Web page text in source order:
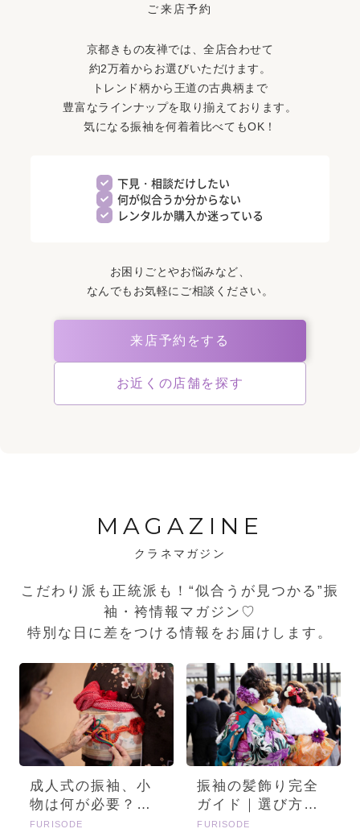
ご来店予約
京都きもの友禅では、全店合わせて
約2万着からお選びいただけます。
トレンド柄から王道の古典柄まで
豊富なラインナップを取り揃えております。
気になる振袖を何着着比べてもOK！
下見・相談だけしたい
何が似合うか分からない
レンタルか購入か迷っている
お困りごとやお悩みなど、
なんでもお気軽にご相談ください。
来店予約をする
お近くの店舗を探す
MAGAZINE
クラネマガジン
こだわり派も正統派も！“似合うが見つかる”振
袖・袴情報マガジン♡
特別な日に差をつける情報をお届けします。
成人式の振袖、小
物は何が必要？画
像とセットで詳し
FURISODE
振袖の髪飾り完全
ガイド｜選び方・
種類・トレンドを
FURISODE